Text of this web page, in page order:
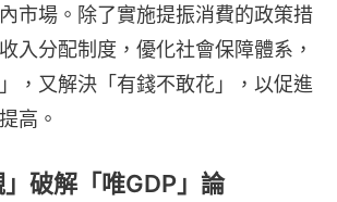
市場。除了實施提振消費的政策措
入分配制度，優化社會保障體系，
，又解決「有錢不敢花」，以促進
高。
」破解「唯GDP」論